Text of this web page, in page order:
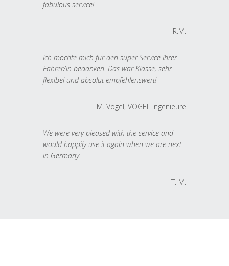
fabulous service!
R.M.
Ich möchte mich für den super Service Ihrer
Fahrer/in bedanken. Das war Klasse, sehr
flexibel und absolut empfehlenswert!
M. Vogel, VOGEL Ingenieure
We were very pleased with the service and
would happily use it again when we are next
in Germany.
T. M.